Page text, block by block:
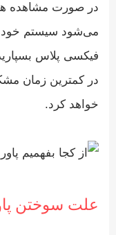
در صورت مشاهده هر
می‌شود سیستم خود
فیکسی پلاس
در کمترین زمان
خواهد کرد.
علت سوختن